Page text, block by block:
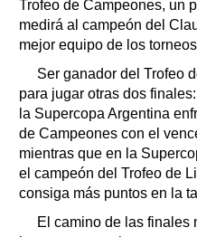
Trofeo de Campeones, un
medirá al campeón del
mejor equipo de los
Ser ganador del Trofeo
para jugar otras dos
la Supercopa Argentina
de Campeones con el
mientras que en la
el campeón del Trofeo de
consiga más puntos en la
El camino de las finales